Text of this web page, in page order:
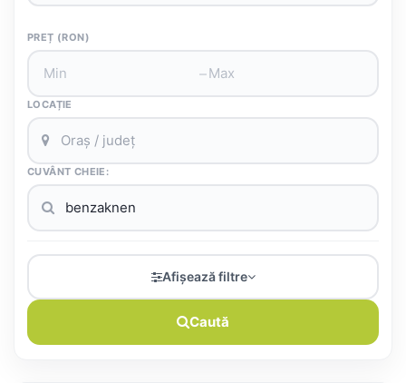
PREȚ (RON)
–
LOCAȚIE
CUVÂNT CHEIE:
Afișează filtre
Caută